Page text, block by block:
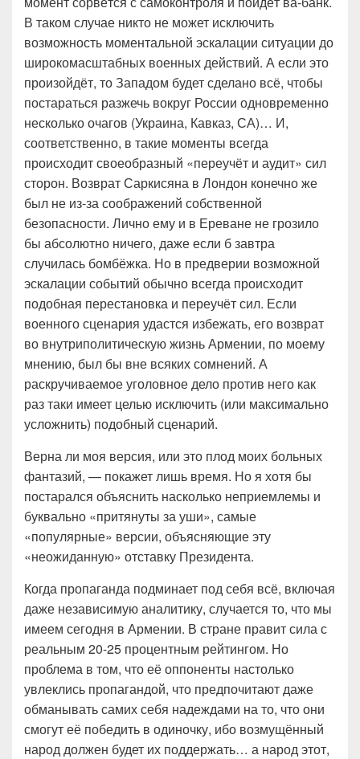
В таком случае никто не может исключить
возможность моментальной эскалации ситуации до
широкомасштабных военных действий. А если это
произойдёт, то Западом будет сделано всё, чтобы
постараться разжечь вокруг России одновременно
несколько очагов (Украина, Кавказ, СА)… И,
соответственно, в такие моменты всегда
происходит своеобразный «переучёт и аудит» сил
сторон. Возврат Саркисяна в Лондон конечно же
был не из-за соображений собственной
безопасности. Лично ему и в Ереване не грозило
бы абсолютно ничего, даже если б завтра
случилась бомбёжка. Но в предверии возможной
эскалации событий обычно всегда происходит
подобная перестановка и переучёт сил. Если
военного сценария удастся избежать, его возврат
во внутриполитическую жизнь Армении, по моему
мнению, был бы вне всяких сомнений. А
раскручиваемое уголовное дело против него как
раз таки имеет целью исключить (или максимально
усложнить) подобный сценарий.
Верна ли моя версия, или это плод моих больных
фантазий, — покажет лишь время. Но я хотя бы
постарался объяснить насколько неприемлемы и
буквально «притянуты за уши», самые
«популярные» версии, объясняющие эту
«неожиданную» отставку Президента.
Когда пропаганда подминает под себя всё, включая
даже независимую аналитику, случается то, что мы
имеем сегодня в Армении. В стране правит сила с
реальным 20-25 процентным рейтингом. Но
проблема в том, что её оппоненты настолько
увлеклись пропагандой, что предпочитают даже
обманывать самих себя надеждами на то, что они
смогут её победить в одиночку, ибо возмущённый
народ должен будет их поддержать… а народ этот,